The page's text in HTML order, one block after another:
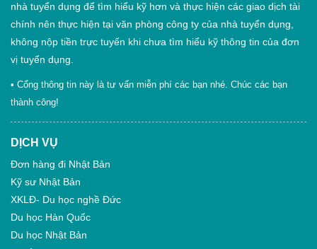
nhà tuyển dụng để tìm hiểu kỹ hơn và thực hiện các giao dịch tài
chính nên thực hiện tại văn phòng công ty của nhà tuyển dụng,
không nộp tiền trực tuyến khi chưa tìm hiểu kỹ thông tin của đơn
vị tuyển dụng.
• Cổng thông tin này là tư vấn miễn phí các bạn nhé. Chúc các bạn
thành công!
DỊCH VỤ
Đơn hàng đi Nhật Bản
Kỹ sư Nhật Bản
XKLĐ- Du học nghề Đức
Du học Hàn Quốc
Du học Nhật Bản